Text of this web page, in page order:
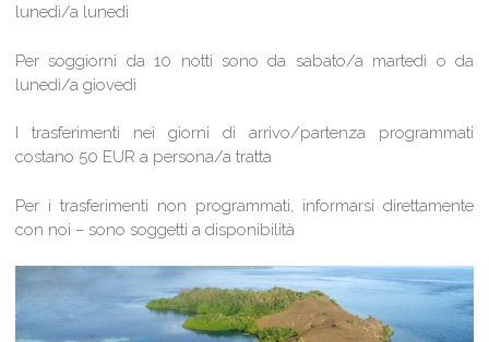
lunedì/a lunedì
Per soggiorni da 10 notti sono da sabato/a martedì o da
lunedì/a giovedì
I trasferimenti nei giorni di arrivo/partenza programmati
costano 50 EUR a persona/a tratta
Per i trasferimenti non programmati, informarsi direttamente
con noi – sono soggetti a disponibilità